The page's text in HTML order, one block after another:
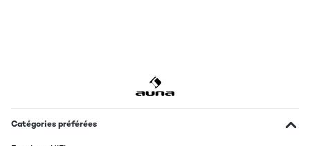
Catégories préférées